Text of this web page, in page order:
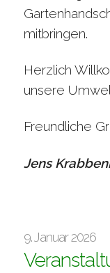
mitbringen.
Herzlich
unsere
Freundliche
Jens
9. Januar 2026